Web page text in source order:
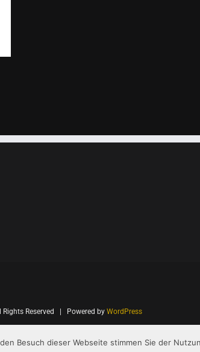
Reserved | Powered by WordPress
Besuch dieser Webseite stimmen Sie der